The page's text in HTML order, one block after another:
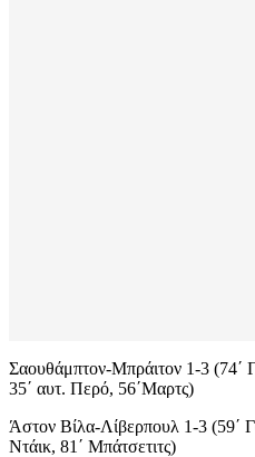
Σαουθάμπτον-Μπράιτον 1-3 (74΄
35΄ αυτ. Περό, 56΄Μαρτς)
Άστον Βίλα-Λίβερπουλ 1-3 (59΄
Ντάικ, 81΄ Μπάτσετιτς)